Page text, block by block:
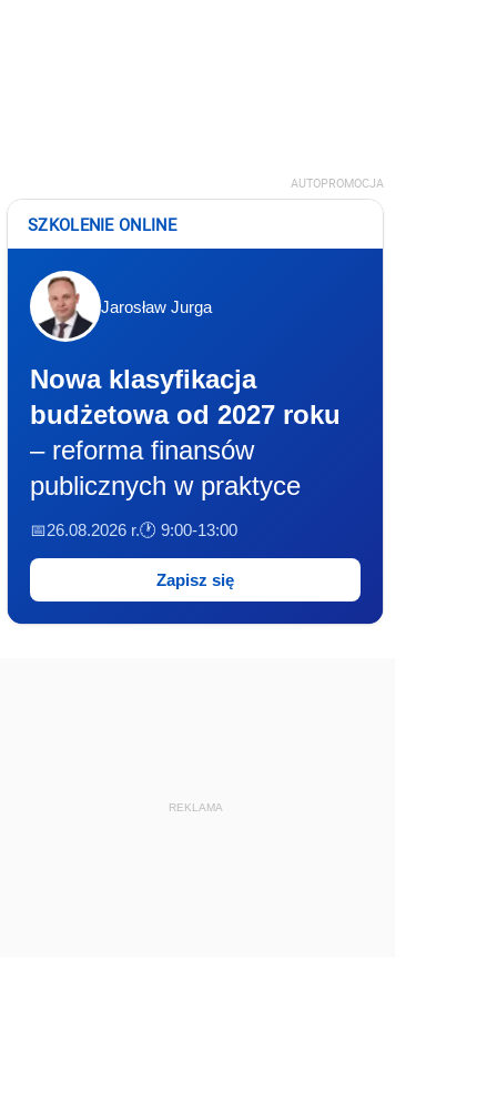
AUTOPROMOCJA
SZKOLENIE ONLINE
Jarosław Jurga
Nowa klasyfikacja
budżetowa od 2027 roku
– reforma finansów
publicznych w praktyce
📅26.08.2026 r.🕐 9:00-13:00
Zapisz się
REKLAMA